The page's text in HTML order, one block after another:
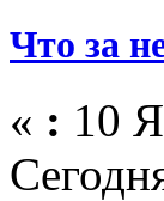
Что за
« : 10